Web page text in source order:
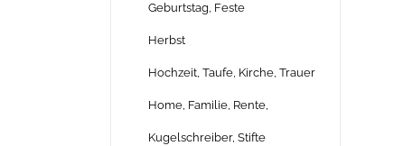
Geburtstag, Feste
Herbst
Hochzeit, Taufe, Kirche, Trauer
Home, Familie, Rente,
Kugelschreiber, Stifte